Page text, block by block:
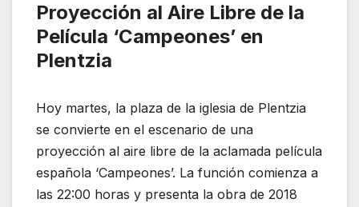
Proyección al Aire Libre de la
Película ‘Campeones’ en
Plentzia
Hoy martes, la plaza de la iglesia de Plentzia
se convierte en el escenario de una
proyección al aire libre de la aclamada película
española ‘Campeones’. La función comienza a
las 22:00 horas y presenta la obra de 2018